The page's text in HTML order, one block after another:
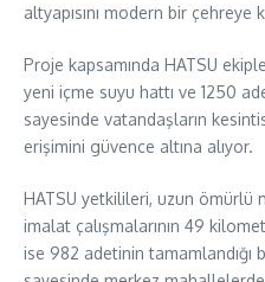
altyapısını modern bir çehreye
Proje kapsamında HATSU
yeni içme suyu hattı ve 1250
sayesinde vatandaşların
erişimini güvence altına alıyor.
HATSU yetkilileri, uzun ömürlü
imalat çalışmalarının 49
ise 982 adetinin tamamlandığı